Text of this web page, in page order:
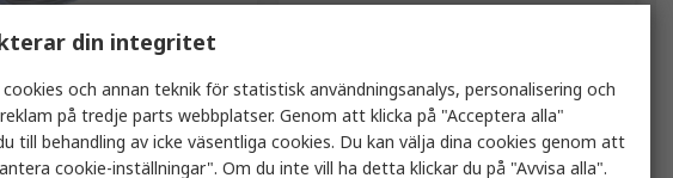
EU str. 38 6
143-073
38
Säkerhetsskor, EU str. 42 8
RS-artikelnummer 562-248
Tillv. art.nrRV10024 42
din integritet
cookies och annan teknik för statistisk användningsanalys, personalisering och
på tredje parts webbplatser. Genom att klicka på "Acceptera alla"
till behandling av icke väsentliga cookies. Du kan välja dina cookies genom att
cookie-inställningar". Om du inte vill ha detta klickar du på "Avvisa alla".